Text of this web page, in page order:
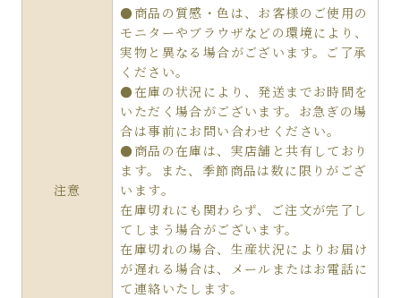
注意
●商品の質感・色は、お客様のご使用の
モニターやブラウザなどの環境により、
実物と異なる場合がございます。ご了承
ください。
●在庫の状況により、発送までお時間を
いただく場合がございます。お急ぎの場
合は事前にお問い合わせください。
●商品の在庫は、実店舗と共有しており
ます。また、季節商品は数に限りがござ
います。
在庫切れにも関わらず、ご注文が完了し
てしまう場合がございます。
在庫切れの場合、生産状況によりお届け
が遅れる場合は、メールまたはお電話に
て連絡いたします。